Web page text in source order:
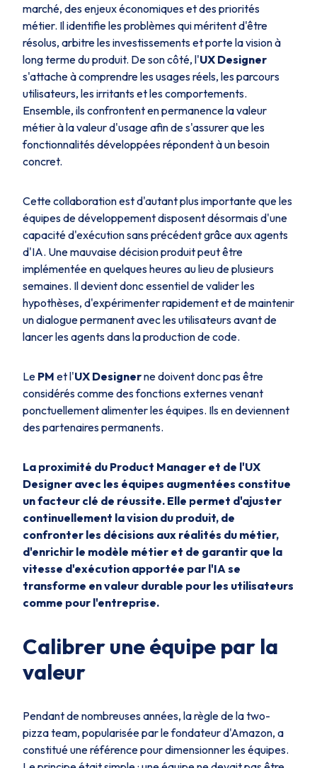
marché, des enjeux économiques et des priorités
métier. Il identifie les problèmes qui méritent d'être
résolus, arbitre les investissements et porte la vision à
long terme du produit. De son côté, l'UX Designer
s'attache à comprendre les usages réels, les parcours
utilisateurs, les irritants et les comportements.
Ensemble, ils confrontent en permanence la valeur
métier à la valeur d'usage afin de s'assurer que les
fonctionnalités développées répondent à un besoin
concret.
Cette collaboration est d'autant plus importante que les
équipes de développement disposent désormais d'une
capacité d'exécution sans précédent grâce aux agents
d'IA. Une mauvaise décision produit peut être
implémentée en quelques heures au lieu de plusieurs
semaines. Il devient donc essentiel de valider les
hypothèses, d'expérimenter rapidement et de maintenir
un dialogue permanent avec les utilisateurs avant de
lancer les agents dans la production de code.
Le PM et l'UX Designerne doivent donc pas être
considérés comme des fonctions externes venant
ponctuellement alimenter les équipes. Ils en deviennent
des partenaires permanents.
La proximité du Product Manager et de l'UX
Designer avec les équipes augmentées constitue
un facteur clé de réussite. Elle permet d'ajuster
continuellement la vision du produit, de
confronter les décisions aux réalités du métier,
d'enrichir le modèle métier et de garantir que la
vitesse d'exécution apportée par l'IA se
transforme en valeur durable pour les utilisateurs
comme pour l'entreprise.
Calibrer une équipe par la
valeur
Pendant de nombreuses années, la règle de latwo-
pizza team, popularisée par le fondateur d'Amazon, a
constitué une référence pour dimensionner les équipes.